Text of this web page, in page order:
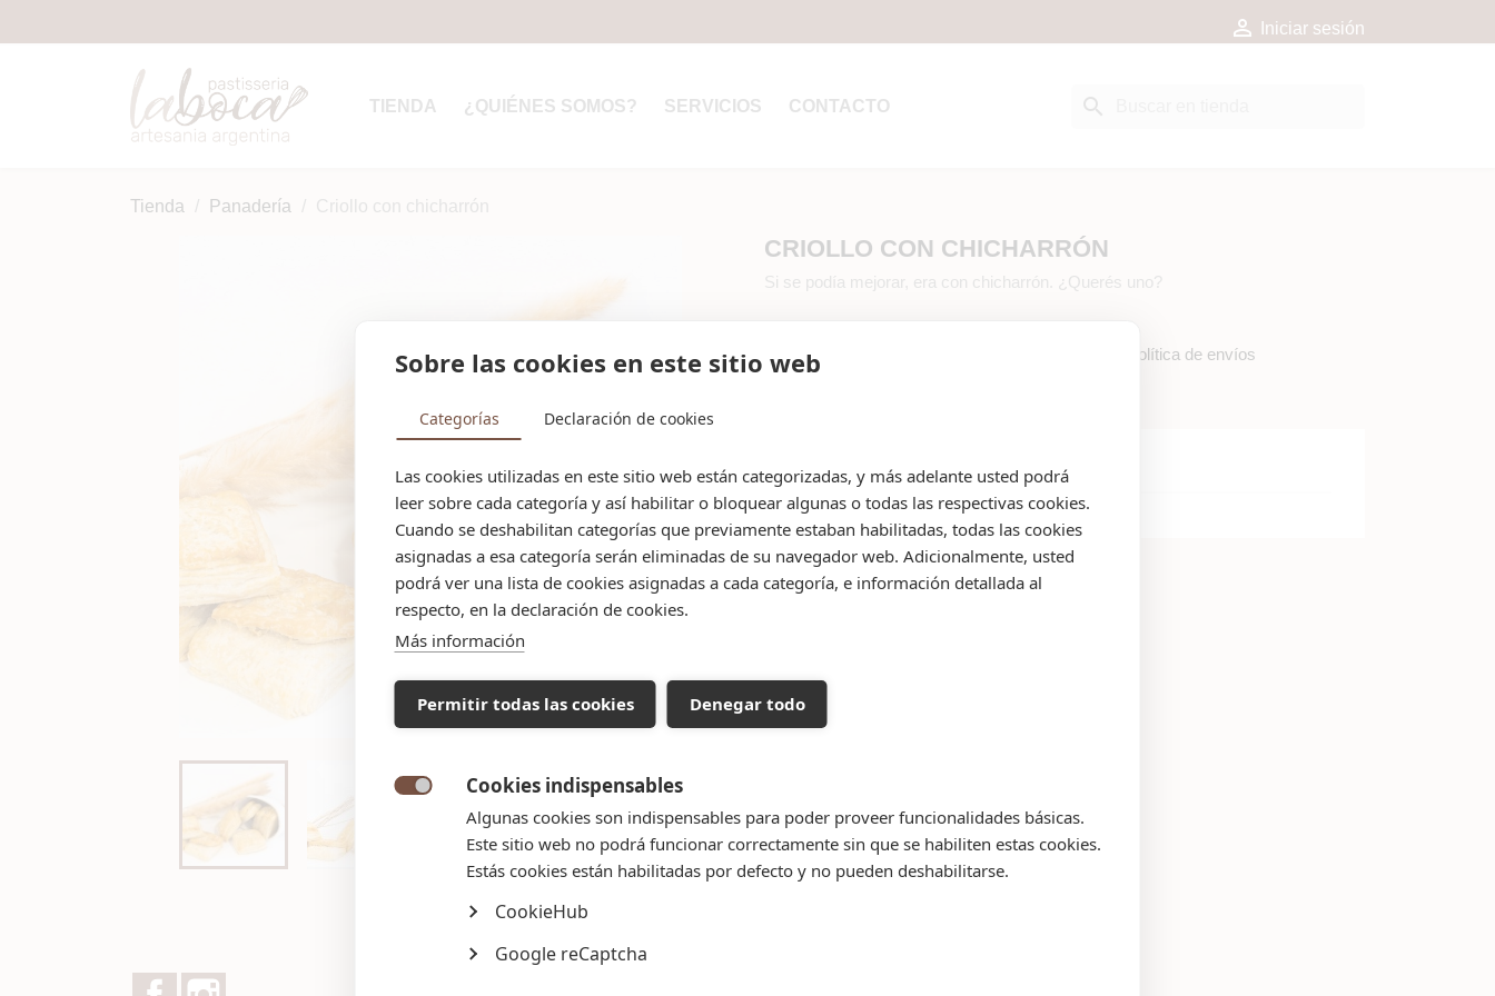
 Iniciar sesión
TIENDA ¿QUIÉNES SOMOS? SERVICIOS CONTACTO search
Tienda Panadería Criollo con chicharrón
CRIOLLO CON CHICHARRÓN
Si se podía mejorar, era con chicharrón. ¿Querés uno?
Pulsa para conocer todos los detalles de la política de envíos
Detalles del producto
Facebook
Sobre las cookies en este sitio web
Categorías Declaración de cookies
Las cookies utilizadas en este sitio web están categorizadas, y más adelante usted podrá
leer sobre cada categoría y así habilitar o bloquear algunas o todas las respectivas cookies.
Cuando se deshabilitan categorías que previamente estaban habilitadas, todas las cookies
asignadas a esa categoría serán eliminadas de su navegador web. Adicionalmente, usted
podrá ver una lista de cookies asignadas a cada categoría, e información detallada al
respecto, en la declaración de cookies.
Más información
Permitir todas las cookies Denegar todo
Cookies indispensables
Algunas cookies son indispensables para poder proveer funcionalidades básicas.
Este sitio web no podrá funcionar correctamente sin que se habiliten estas cookies.
Estás cookies están habilitadas por defecto y no pueden deshabilitarse.
CookieHub
Google reCaptcha